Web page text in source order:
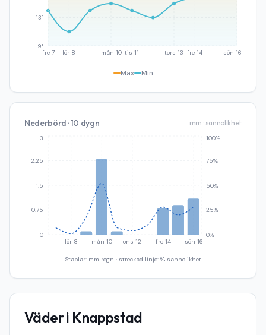
fre 7 lör 8 mån 10 tis 11 tors 13 fre 14 sön 16
9°
13°
Max Min
Nederbörd · 10 dygn mm · sannolikhet
lör 8 mån 10 ons 12 fre 14 sön 16
0
0.75
1.5
2.25
3
0%
25%
50%
75%
100%
Staplar: mm regn · streckad linje: % sannolikhet
Väder i Knappstad